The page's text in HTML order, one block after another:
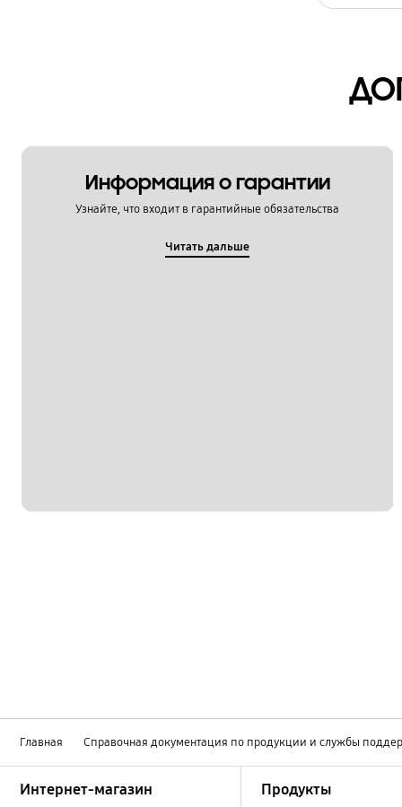
Информация о гарантии
Узнайте, что входит в гарантийные обязательства
Читать дальше
Главная Справочная документация по продукции и службы
Интернет-магазин Продукты